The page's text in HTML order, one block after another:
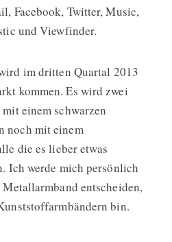
Facebook, Twitter, Music,
und Viewfinder.
im dritten Quartal 2013
kommen. Es wird zwei
einem schwarzen
noch mit einem
die es lieber etwas
Ich werde mich persönlich
entscheiden,
bin.